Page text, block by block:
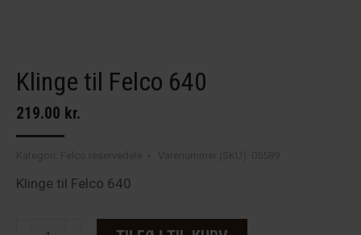
Klinge til Felco 640
219.00 kr.
Klinge til Felco 640
Klinge